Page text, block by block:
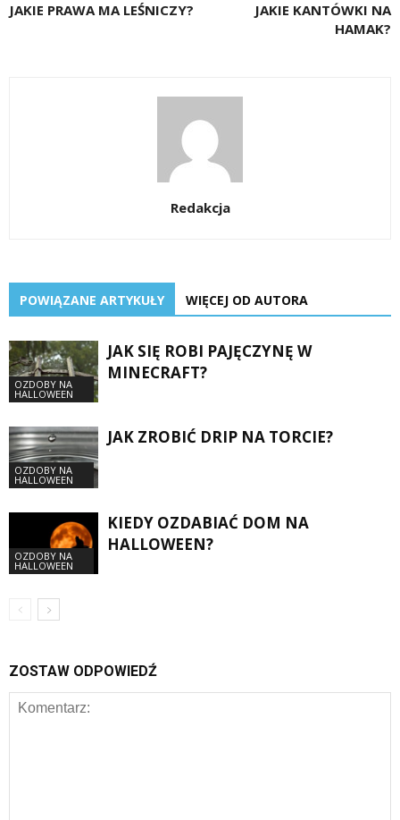
JAKIE PRAWA MA LEŚNICZY?
JAKIE KANTÓWKI NA
HAMAK?
Redakcja
POWIĄZANE ARTYKUŁY WIĘCEJ OD AUTORA
OZDOBY NA
HALLOWEEN
JAK SIĘ ROBI PAJĘCZYNĘ W
MINECRAFT?
OZDOBY NA
HALLOWEEN
JAK ZROBIĆ DRIP NA TORCIE?
OZDOBY NA
HALLOWEEN
KIEDY OZDABIAĆ DOM NA
HALLOWEEN?
ZOSTAW ODPOWIEDŹ